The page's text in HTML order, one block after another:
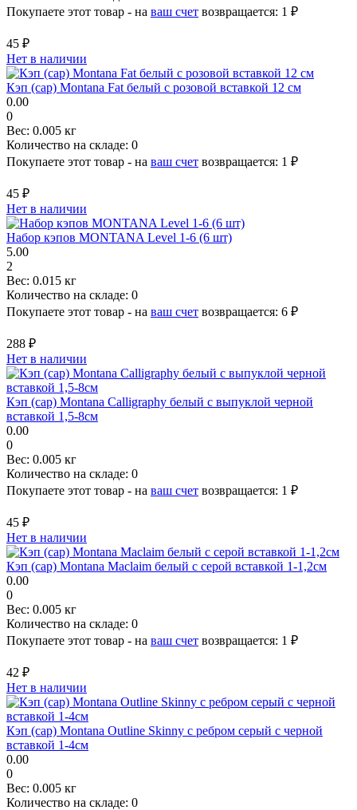
Покупаете этот товар - на ваш счет возвращается: 1 ₽
45 ₽
Нет в наличии
Кэп (cap) Montana Fat белый с розовой вставкой 12 см
0.00
0
Вес: 0.005 кг
Количество на складе: 0
Покупаете этот товар - на ваш счет возвращается: 1 ₽
45 ₽
Нет в наличии
Набор кэпов MONTANA Level 1-6 (6 шт)
5.00
2
Вес: 0.015 кг
Количество на складе: 0
Покупаете этот товар - на ваш счет возвращается: 6 ₽
288 ₽
Нет в наличии
Кэп (cap) Montana Calligraphy белый с выпуклой черной
вставкой 1,5-8см
0.00
0
Вес: 0.005 кг
Количество на складе: 0
Покупаете этот товар - на ваш счет возвращается: 1 ₽
45 ₽
Нет в наличии
Кэп (cap) Montana Maclaim белый с серой вставкой 1-1,2см
0.00
0
Вес: 0.005 кг
Количество на складе: 0
Покупаете этот товар - на ваш счет возвращается: 1 ₽
42 ₽
Нет в наличии
Кэп (cap) Montana Outline Skinny с ребром серый с черной
вставкой 1-4см
0.00
0
Вес: 0.005 кг
Количество на складе: 0